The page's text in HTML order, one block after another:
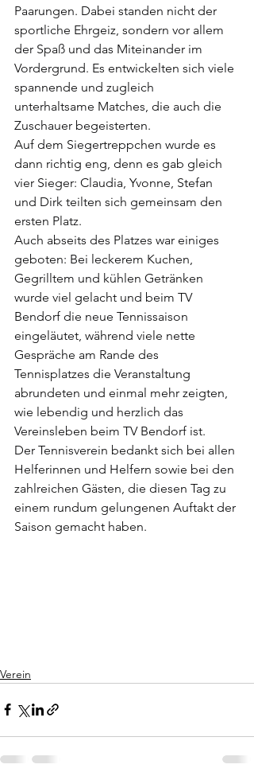
Paarungen. Dabei standen nicht der
sportliche Ehrgeiz, sondern vor allem
der Spaß und das Miteinander im
Vordergrund. Es entwickelten sich viele
spannende und zugleich
unterhaltsame Matches, die auch die
Zuschauer begeisterten.
Auf dem Siegertreppchen wurde es
dann richtig eng, denn es gab gleich
vier Sieger: Claudia, Yvonne, Stefan
und Dirk teilten sich gemeinsam den
ersten Platz.
Auch abseits des Platzes war einiges
geboten: Bei leckerem Kuchen,
Gegrilltem und kühlen Getränken
wurde viel gelacht und beim TV
Bendorf die neue Tennissaison
eingeläutet, während viele nette
Gespräche am Rande des
Tennisplatzes die Veranstaltung
abrundeten und einmal mehr zeigten,
wie lebendig und herzlich das
Vereinsleben beim TV Bendorf ist.
Der Tennisverein bedankt sich bei allen
Helferinnen und Helfern sowie bei den
zahlreichen Gästen, die diesen Tag zu
einem rundum gelungenen Auftakt der
Saison gemacht haben.
Verein